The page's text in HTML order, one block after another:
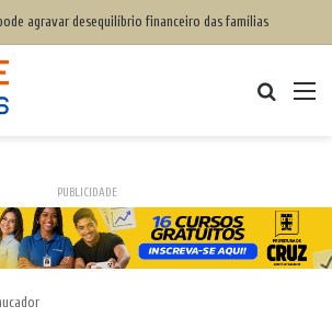
agravar desequilíbrio financeiro das famílias
PUBLICIDADE